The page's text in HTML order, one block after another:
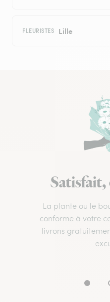
FLEURISTES Lille
La plante ou le
conforme à votre
livrons